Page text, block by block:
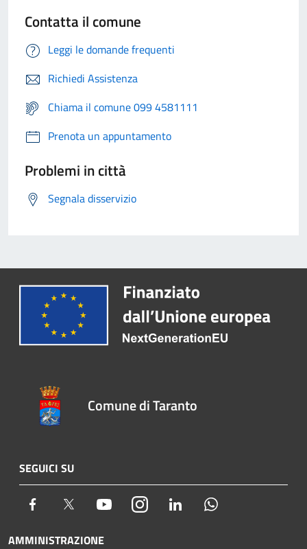
Contatta il comune
Leggi le domande frequenti
Richiedi Assistenza
Chiama il comune 099 4581111
Prenota un appuntamento
Problemi in città
Segnala disservizio
Comune di Taranto
SEGUICI SU
Facebook Twitter YoutubeInstagram LinkedIn
AMMINISTRAZIONE